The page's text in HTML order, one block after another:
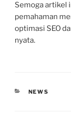
Semoga artikel
pemahaman
optimasi SEO
nyata.
CATEGORIES
NEWS